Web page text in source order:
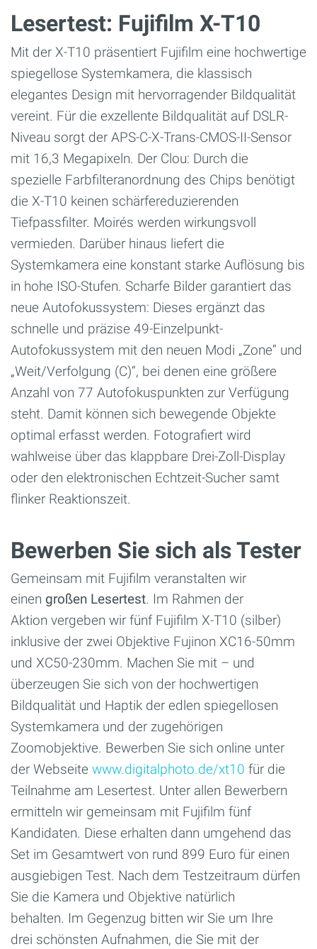
Lesertest: Fujifilm X-T10
Mit der X-T10 präsentiert Fujifilm eine hochwertige
spiegellose Systemkamera, die klassisch
elegantes Design mit hervorragender Bildqualität
vereint. Für die exzellente Bildqualität auf DSLR-
Niveau sorgt der APS-C-X-Trans-CMOS-II-Sensor
mit 16,3 Megapixeln. Der Clou: Durch die
spezielle Farbfilteranordnung des Chips benötigt
die X-T10 keinen schärfereduzierenden
Tiefpassfilter. Moirés werden wirkungsvoll
vermieden. Darüber hinaus liefert die
Systemkamera eine konstant starke Auflösung bis
in hohe ISO-Stufen. Scharfe Bilder garantiert das
neue Autofokussystem: Dieses ergänzt das
schnelle und präzise 49-Einzelpunkt-
Autofokussystem mit den neuen Modi „Zone“ und
„Weit/Verfolgung (C)“, bei denen eine größere
Anzahl von 77 Autofokuspunkten zur Verfügung
steht. Damit können sich bewegende Objekte
optimal erfasst werden. Fotografiert wird
wahlweise über das klappbare Drei-Zoll-Display
oder den elektronischen Echtzeit-Sucher samt
flinker Reaktionszeit.
Bewerben Sie sich als Tester
Gemeinsam mit Fujifilm veranstalten wir
einen großen Lesertest. Im Rahmen der
Aktion vergeben wir fünf Fujifilm X-T10 (silber)
inklusive der zwei Objektive Fujinon XC16-50mm
und XC50-230mm. Machen Sie mit – und
überzeugen Sie sich von der hochwertigen
Bildqualität und Haptik der edlen spiegellosen
Systemkamera und der zugehörigen
Zoomobjektive. Bewerben Sie sich online unter
der Webseite www.digitalphoto.de/xt10 für die
Teilnahme am Lesertest. Unter allen Bewerbern
ermitteln wir gemeinsam mit Fujifilm fünf
Kandidaten. Diese erhalten dann umgehend das
Set im Gesamtwert von rund 899 Euro für einen
ausgiebigen Test. Nach dem Testzeitraum dürfen
Sie die Kamera und Objektive natürlich
behalten. Im Gegenzug bitten wir Sie um Ihre
drei schönsten Aufnahmen, die Sie mit der